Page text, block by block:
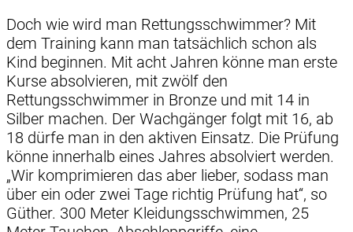
Doch wie wird man Rettungsschwimmer? Mit
dem Training kann man tatsächlich schon als
Kind beginnen. Mit acht Jahren könne man erste
Kurse absolvieren, mit zwölf den
Rettungsschwimmer in Bronze und mit 14 in
Silber machen. Der Wachgänger folgt mit 16, ab
18 dürfe man in den aktiven Einsatz. Die Prüfung
könne innerhalb eines Jahres absolviert werden.
„Wir komprimieren das aber lieber, sodass man
über ein oder zwei Tage richtig Prüfung hat“, so
Güther. 300 Meter Kleidungsschwimmen, 25